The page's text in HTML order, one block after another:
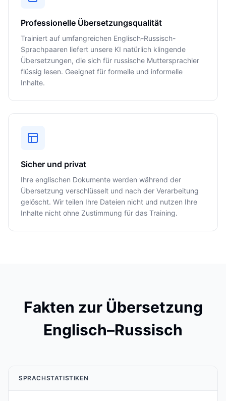
Professionelle Übersetzungsqualität
Trainiert auf umfangreichen Englisch-Russisch-
Sprachpaaren liefert unsere KI natürlich klingende
Übersetzungen, die sich für russische Muttersprachler
flüssig lesen. Geeignet für formelle und informelle
Inhalte.
Sicher und privat
Ihre englischen Dokumente werden während der
Übersetzung verschlüsselt und nach der Verarbeitung
gelöscht. Wir teilen Ihre Dateien nicht und nutzen Ihre
Inhalte nicht ohne Zustimmung für das Training.
Fakten zur Übersetzung
Englisch–Russisch
SPRACHSTATISTIKEN